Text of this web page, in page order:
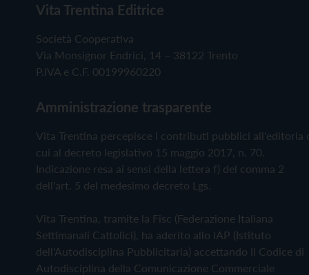
Vita Trentina Editrice
Società Cooperativa
Via Monsignor Endrici, 14 – 38122 Trento
P.IVA e C.F. 00199960220
Amministrazione trasparente
Vita Trentina percepisce i contributi pubblici all'editoria
cui al decreto legislativo 15 maggio 2017, n. 70.
Indicazione resa ai sensi della lettera f) del comma 2
dell'art. 5 del medesimo decreto Lgs.
Vita Trentina, tramite la Fisc (Federazione Italiana
Settimanali Cattolici), ha aderito allo IAP (Istituto
dell'Autodisciplina Pubblicitaria) accettando il Codice di
Autodisciplina della Comunicazione Commerciale